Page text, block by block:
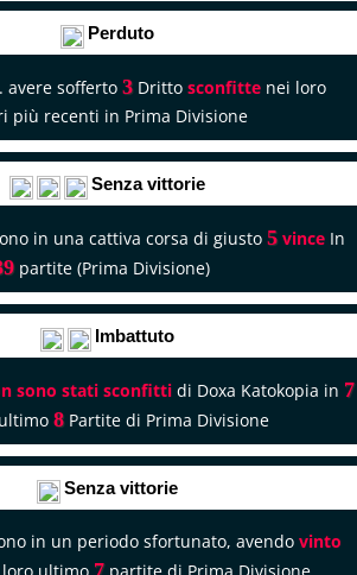
Perduto
Olympiacos Nic. avere sofferto 3 Dritto sconfitte nei loro
più recenti in Prima Divisione
Senza vittorie
Nic. sono in una cattiva corsa di giusto 5 vinceIn
partite (Prima Divisione)
Imbattuto
sono stati sconfitti di Doxa Katokopia in 7
8 Partite di Prima Divisione
Senza vittorie
in un periodo sfortunato, avendo vinto
7